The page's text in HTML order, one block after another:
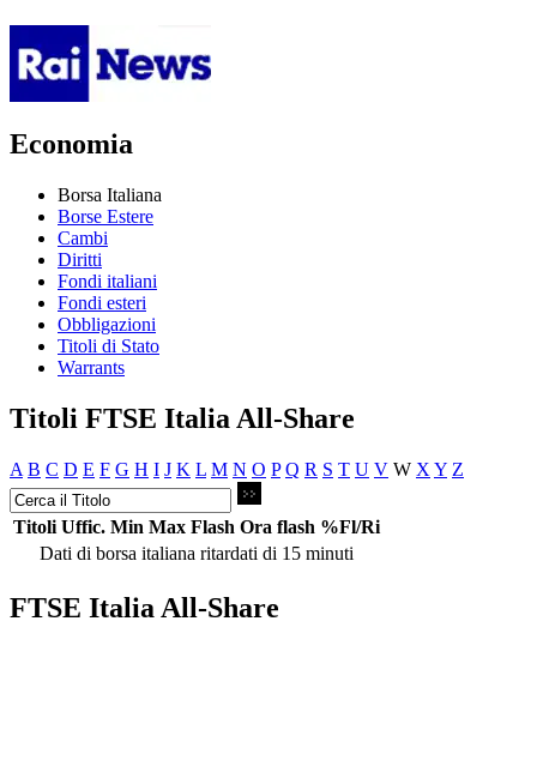
Economia
Borsa Italiana
Borse Estere
Cambi
Diritti
Fondi italiani
Fondi esteri
Obbligazioni
Titoli di Stato
Warrants
Titoli FTSE Italia All-Share
A B C D E F G H I J K L M N O P Q R S T U V W X Y Z
Titoli Uffic. Min Max Flash Ora flash %Fl/Ri
Dati di borsa italiana ritardati di 15 minuti
FTSE Italia All-Share